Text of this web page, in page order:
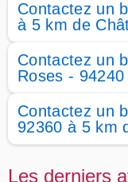
Contactez un
à 5 km de
Contactez un
Roses -
Contactez un
92360 à 5 km
Les derniers